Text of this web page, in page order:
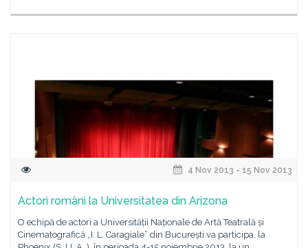
4 Nov 2013 - 15 Nov 2013
Actori români la Universitatea din Arizona
O echipă de actori a Universității Naționale de Artă Teatrală și
Cinematografică „I. L. Caragiale“ din București va participa, la